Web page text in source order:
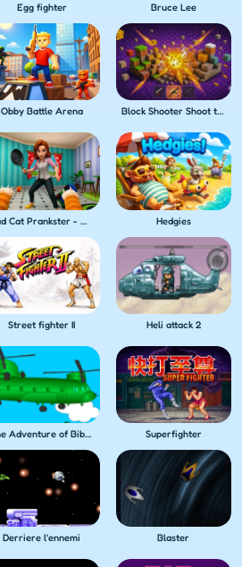
Egg fighter Bruce Lee
Obby Battle Arena Block Shooter Shoot the Blocks!
Bad Cat Prankster - Mom's Return Hedgies
Street fighter II Heli attack 2
The Adventure of Bibo II Superfighter
Derriere l'ennemi Blaster